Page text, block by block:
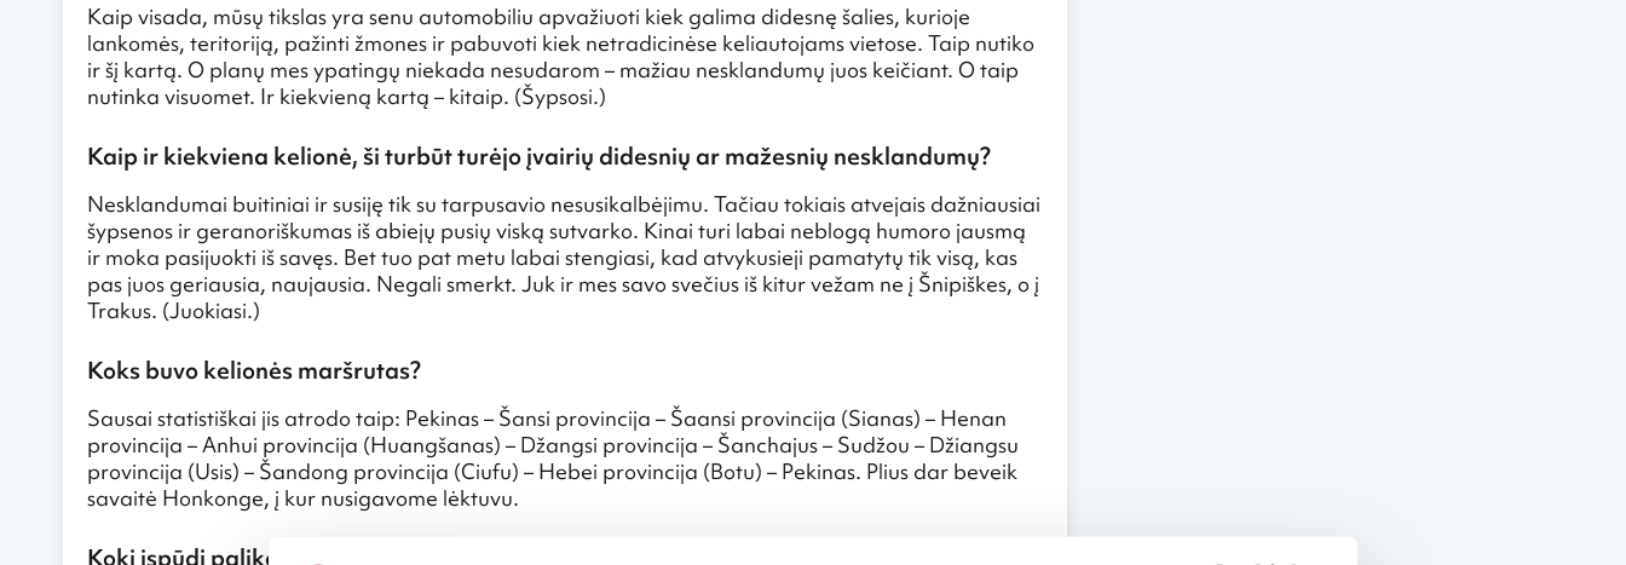
Kaip visada, mūsų tikslas yra senu automobiliu apvažiuoti kiek galima didesnę šalies, kurioje
lankomės, teritoriją, pažinti žmones ir pabuvoti kiek netradicinėse keliautojams vietose. Taip nutiko
ir šį kartą. O planų mes ypatingų niekada nesudarom – mažiau nesklandumų juos keičiant. O taip
nutinka visuomet. Ir kiekvieną kartą – kitaip. (Šypsosi.)
Kaip ir kiekviena kelionė, ši turbūt turėjo įvairių didesnių ar mažesnių nesklandumų?
Nesklandumai buitiniai ir susiję tik su tarpusavio nesusikalbėjimu. Tačiau tokiais atvejais dažniausiai
šypsenos ir geranoriškumas iš abiejų pusių viską sutvarko. Kinai turi labai neblogą humoro jausmą
ir moka pasijuokti iš savęs. Bet tuo pat metu labai stengiasi, kad atvykusieji pamatytų tik visą, kas
pas juos geriausia, naujausia. Negali smerkt. Juk ir mes savo svečius iš kitur vežam ne į Šnipiškes, o į
Trakus. (Juokiasi.)
Koks buvo kelionės maršrutas?
Sausai statistiškai jis atrodo taip: Pekinas – Šansi provincija – Šaansi provincija (Sianas) – Henan
provincija – Anhui provincija (Huangšanas) – Džangsi provincija – Šanchajus – Sudžou – Džiangsu
provincija (Usis) – Šandong provincija (Ciufu) – Hebei provincija (Botu) – Pekinas. Plius dar beveik
savaitė Honkonge, į kur nusigavome lėktuvu.
Kokį įspūdį paliko Kinija ir jos gyventojai? Ar kelionės metu buvo sulaužyti kokie nors